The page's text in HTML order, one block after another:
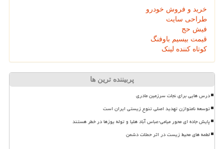
خرید و فروش خودرو
طراحی سایت
فیش حج
قیمت بیسیم باوفنگ
کوتاه کننده لینک
پربیننده ترین ها
درس هایی برای نجات سرزمین مادری
توسعه نامتوازن تهدید اصلی تنوع زیستی ایران است
پایش جاده ای محور میامی-عباس آباد هلیا و توله یوزها در خطر هستند
لطمه های محیط زیست در اثر حملات دشمن